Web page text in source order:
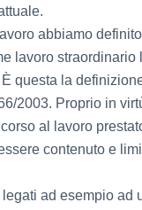
abbiamo
lavoro straordinario
questa la
2003. Proprio in
al lavoro
contenuto e
ad esempio ad